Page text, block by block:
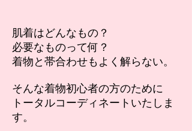
肌着はどんなもの？
必要なものって何？
着物と帯合わせもよく解らない。
そんな着物初心者の方のために
トータルコーディネートいたしま
す。